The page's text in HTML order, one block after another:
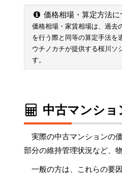
価格相場・算定方法に
価格相場・家賃相場は、過去
を行う際と同等の算定手法を
ウチノカチが提供する桜川ソ
す。
中古マンショ
実際の中古マンションの
部分の維持管理状況など、
一般の方は、これらの要